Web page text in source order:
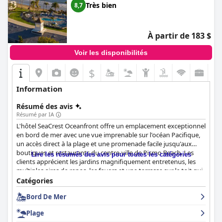
8,7 Très bien
À partir de 183 $
Voir les disponibilités
$
Information
Résumé des avis
Résumé par IA
L'hôtel SeaCrest Oceanfront offre un emplacement exceptionnel
en bord de mer avec une vue imprenable sur l'océan Pacifique,
un accès direct à la plage et une promenade facile jusqu'aux
boutiques et restaurants du centre-ville de Pismo Beach. Les
clients apprécient les jardins magnifiquement entretenus, les
multiples aires de repos, les foyers et une terrasse sur le toit qui
améliorent leur séjour. L'atmosphère de l'hôtel, combinée à la
gamme de commodités telles que les multiples piscines, spas et
un environnement familial, en fait une destination prisée tant
Lire les résumés des avis pour toutes les catégories
Catégories
Bord De Mer
Plage